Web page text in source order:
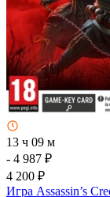
13 ч 09 м
- 4 987 ₽
4 200 ₽
Игра Assassin’s